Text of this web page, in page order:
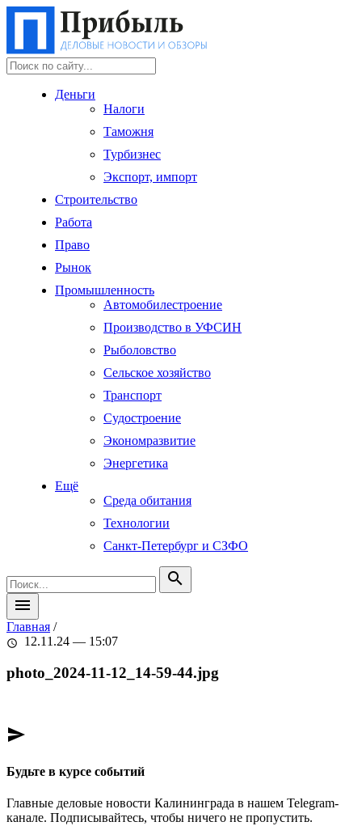
Деньги
Налоги
Таможня
Турбизнес
Экспорт, импорт
Строительство
Работа
Право
Рынок
Промышленность
Автомобилестроение
Производство в УФСИН
Рыболовство
Сельское хозяйство
Транспорт
Судостроение
Экономразвитие
Энергетика
Ещё
Среда обитания
Технологии
Санкт-Петербург и СЗФО
search
menu
Главная /
schedule 12.11.24 — 15:07
photo_2024-11-12_14-59-44.jpg
send
Будьте в курсе событий
Главные деловые новости Калининграда в нашем Telegram-
канале. Подписывайтесь, чтобы ничего не пропустить.